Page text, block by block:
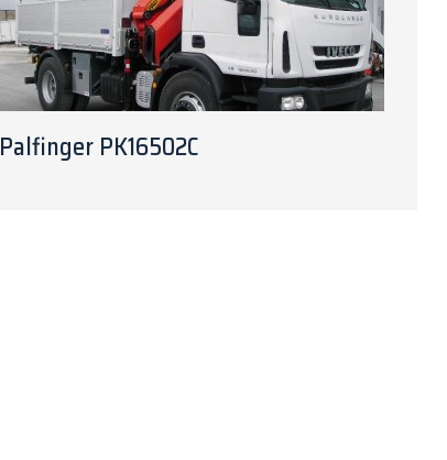
Palfinger PK16502C